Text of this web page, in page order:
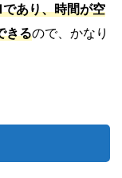
あり、時間が空
きるので、かなり